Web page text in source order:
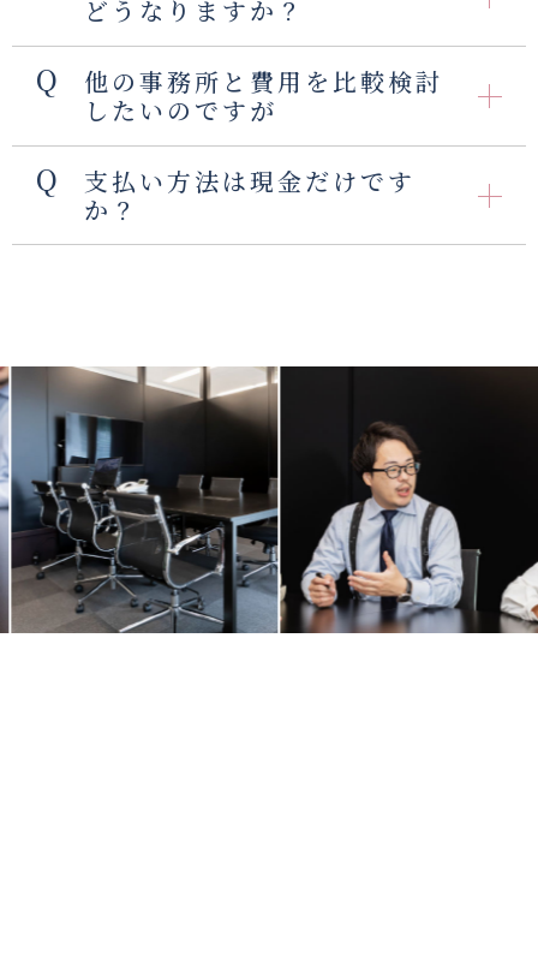
どうなりますか？
他の事務所と費用を比較検討
したいのですが
支払い方法は現金だけです
か？
Previous